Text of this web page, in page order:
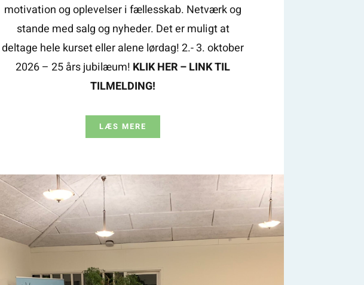
motivation og oplevelser i fællesskab. Netværk og
stande med salg og nyheder. Det er muligt at
deltage hele kurset eller alene lørdag! 2.- 3. oktober
2026 – 25 års jubilæum! KLIK HER – LINK TIL
TILMELDING!
LÆS MERE